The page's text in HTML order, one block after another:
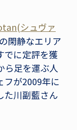
シュヴァ
閑静なエリア
でに定評を獲
ら足を運ぶ人
フが2009年に
た川副藍さん